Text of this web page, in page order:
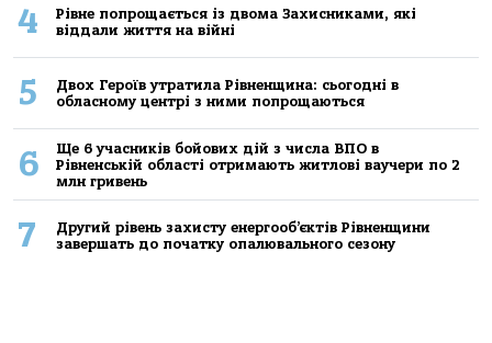
4
Рівне попрощається із двома Захисниками, які
віддали життя на війні
5
Двох Героїв утратила Рівненщина: сьогодні в
обласному центрі з ними попрощаються
6
Ще 6 учасників бойових дій з числа ВПО в
Рівненській області отримають житлові ваучери по 2
млн гривень
7
Другий рівень захисту енергооб’єктів Рівненщини
завершать до початку опалювального сезону